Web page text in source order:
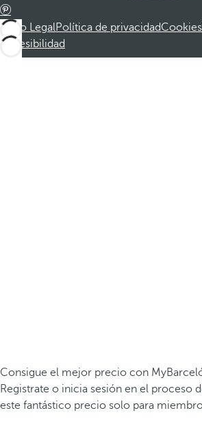
Aviso LegalPolítica de privacidadCookies
Accesibilidad
Consigue el mejor precio con
Registrate o inicia sesión en el proceso
este fantástico precio solo para